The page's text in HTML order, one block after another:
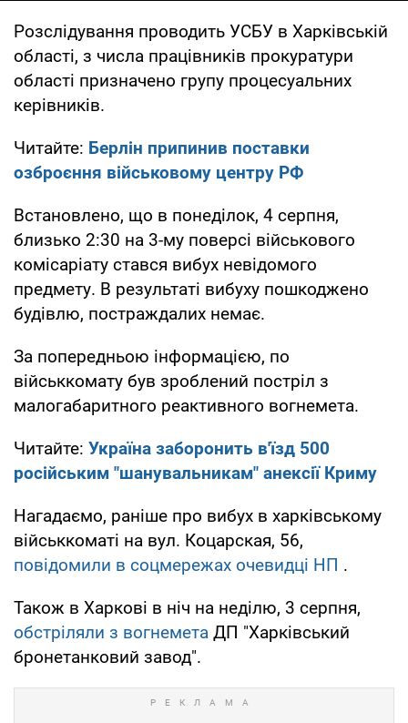
Розслідування проводить УСБУ в Харківській
області, з числа працівників прокуратури
області призначено групу процесуальних
керівників.
Читайте: Берлін припинив поставки
озброєння військовому центру РФ
Встановлено, що в понеділок, 4 серпня,
близько 2:30 на 3-му поверсі військового
комісаріату стався вибух невідомого
предмету. В результаті вибуху пошкоджено
будівлю, постраждалих немає.
За попередньою інформацією, по
військкомату був зроблений постріл з
малогабаритного реактивного вогнемета.
Читайте: Україна заборонить в'їзд 500
російським "шанувальникам" анексії Криму
Нагадаємо, раніше про вибух в харківському
військкоматі на вул. Коцарская, 56,
повідомили в соцмережах очевидці НП .
Також в Харкові в ніч на неділю, 3 серпня,
обстріляли з вогнемета ДП "Харківський
бронетанковий завод".